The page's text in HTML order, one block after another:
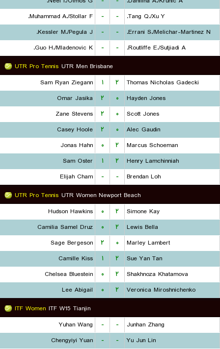
Muhammad A./Stollar F.
- -
Tang Q./Xu Y.
Kessler M./Pegula J.
- -
Errani S./Melichar-Martinez N.
Guo H./Mladenovic K.
- -
Routliffe E./Sutjiadi A.
UTR Pro Tennis UTR Men Brisbane
Sam Ryan Ziegann
۱ ۲
Thomas Nicholas Gadecki
Omar Jasika
۲ ۰
Hayden Jones
Zane Stevens
۲ ۰
Scott Jones
Casey Hoole
۲ ۰
Alec Gaudin
Jonas Hahn
۰ ۲
Marcus Schoeman
Sam Oster
۱ ۲
Henry Lamchinniah
Elijah Cham
- -
Brendan Loh
UTR Pro Tennis UTR Women Newport Beach
Hudson Hawkins
۰ ۲
Simone Kay
Camilia Samel Druz
۰ ۲
Lewis Bella
Sage Bergeson
۲ ۰
Marley Lambert
Camille Kiss
۱ ۲
Sue Yan Tan
Chelsea Bluestein
۰ ۲
Shakhnoza Khatamova
Lee Abigail
۰ ۲
Veronica Miroshnichenko
ITF Women ITF W15 Tianjin
Yuhan Wang
- -
Junhan Zhang
Chengyiyi Yuan
- - Yu Jun Lin